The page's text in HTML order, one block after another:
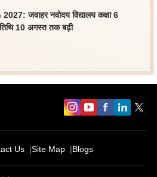
जवाहर नवोदय विद्यालय कक्षा 6
10 अगस्त तक बढ़ी
Us Site Map Blogs